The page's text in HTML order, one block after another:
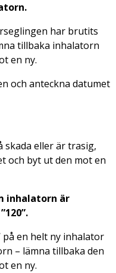
har brutits
tillbaka inhalatorn
en ny.
och anteckna datumet
skada eller är trasig,
och byt ut den mot en
inhalatorn är
på en helt ny inhalator
– lämna tillbaka den
en ny.